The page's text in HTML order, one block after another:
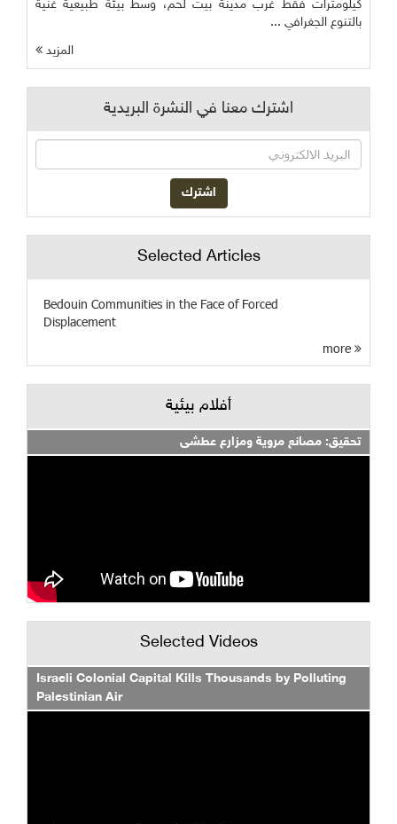
كيلومترات فقط غرب مدينة بيت لحم، وسط بيئة طبيعية غنية
بالتنوع الجغرافي ...
المزيد
اشترك معنا في النشرة البريدية
Selected Articles
Bedouin Communities in the Face of Forced
Displacement
أفلام بيئية
تحقيق: مصانع مروية ومزارع عطشى
Selected Videos
Israeli Colonial Capital Kills Thousands by Polluting
Palestinian Air